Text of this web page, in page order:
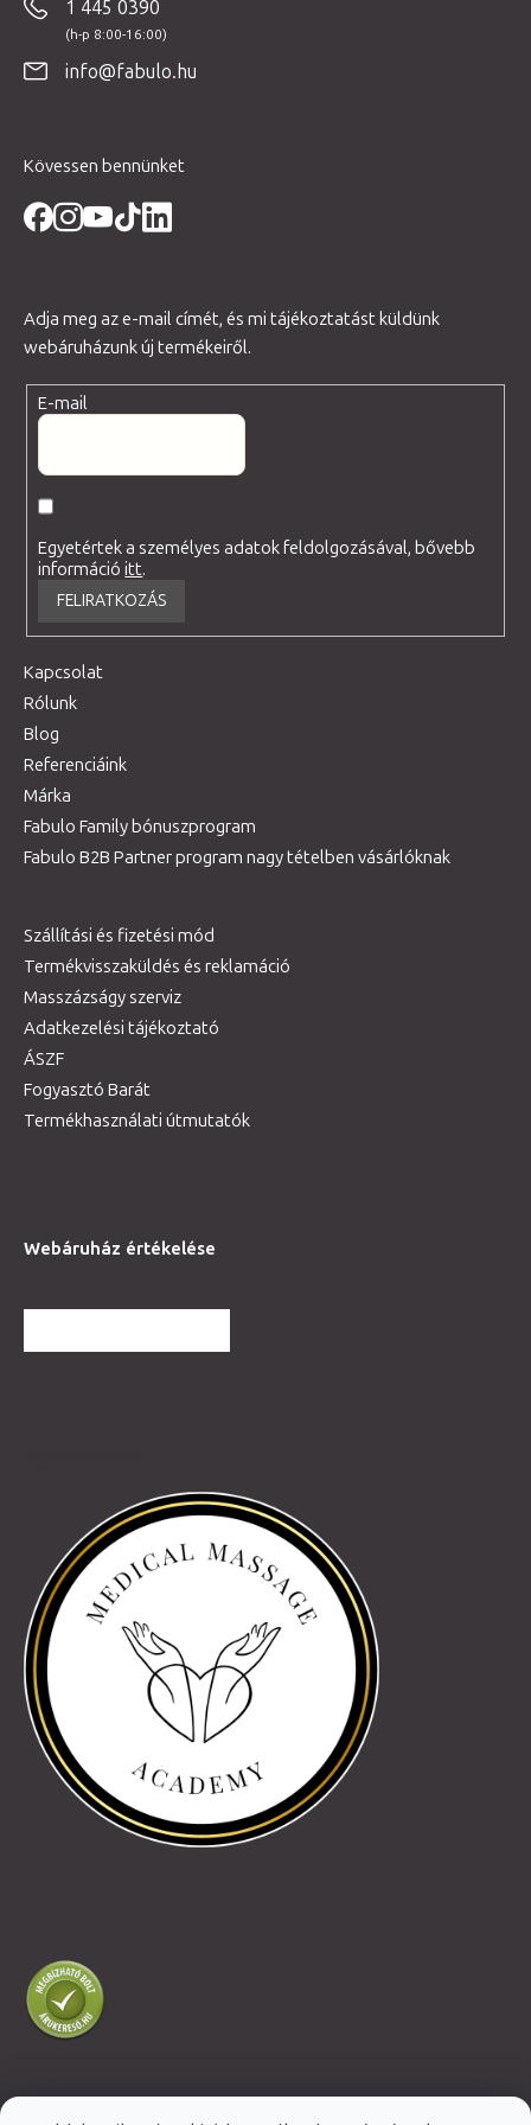
1 445 0390
info@fabulo.hu
Kövessen bennünket
Adja meg az e-mail címét, és mi tájékoztatást küldünk
webáruházunk új termékeiről.
E-mail
Egyetértek a személyes adatok feldolgozásával, bővebb
információitt.
FELIRATKOZÁS
Kapcsolat
Rólunk
Blog
Referenciáink
Márka
Fabulo Family bónuszprogram
Fabulo B2B Partner program nagy tételben vásárlóknak
Szállítási és fizetési mód
Termékvisszaküldés és reklamáció
Masszázságy szerviz
Adatkezelési tájékoztató
ÁSZF
Fogyasztó Barát
Termékhasználati útmutatók
Webáruház értékelése